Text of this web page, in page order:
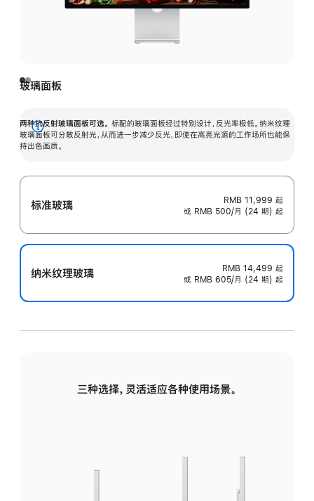
玻璃面板
两种抗反射玻璃面板可选。 标配的玻璃面板经过特别设计，反光率极低。纳米纹理
玻璃面板可分散反射光，从而进一步减少反光，即使在高亮光源的工作场所也能保
持出色画质。
展
开
标准玻璃 RMB 11,999 起
或 RMB 500/月 (24 期) 起
纳米纹理玻璃 RMB 14,499 起
或 RMB 605/月 (24 期) 起
三种选择，灵活适应各种使用场景。